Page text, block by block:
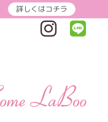
詳しくはコチラ